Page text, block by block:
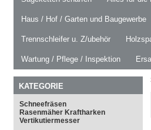
Haus / Hof / Garten und Baugewerbe
Trennschleifer u. Z/ubehör
Wartung / Pflege / Inspektion
KATEGORIE
Schneefräsen
Rasenmäher Kraftharken
Vertikutiermesser